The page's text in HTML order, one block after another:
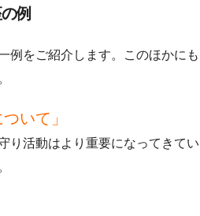
例
例をご紹介します。このほかに
いて」
り活動はより重要になってきて